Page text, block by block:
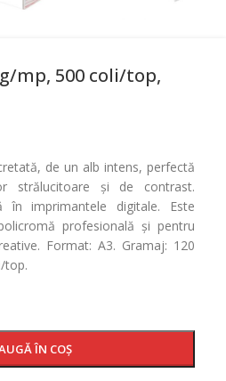
mp, 500 coli/top,
de un alb intens, perfectă
strălucitoare și de contrast.
în imprimantele digitale. Este
profesională și pentru
Format: A3. Gramaj: 120
top.
ÎN COȘ